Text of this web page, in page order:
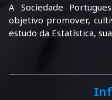
A Sociedade
objetivo promover,
estudo da Estatística,